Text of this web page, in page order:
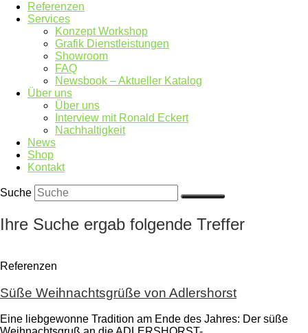
Referenzen
Services
Konzept Workshop
Grafik Dienstleistungen
Showroom
FAQ
Newsbook – Aktueller Katalog
Über uns
Über uns
Interview mit Ronald Eckert
Nachhaltigkeit
News
Shop
Kontakt
Suche
Ihre Suche ergab folgende Treffer
Referenzen
Süße Weihnachtsgrüße von Adlershorst
Eine liebgewonne Tradition am Ende des Jahres: Der süße